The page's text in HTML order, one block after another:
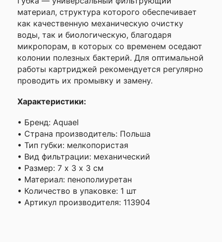
материал, структура которого обеспечивает
как качественную механическую очистку
воды, так и биологическую, благодаря
микропорам, в которых со временем оседают
колонии полезных бактерий. Для оптимальной
работы картриджей рекомендуется регулярно
проводить их промывку и замену.
Характеристики:
• Бренд: Aquael
• Страна производитель: Польша
• Тип губки: мелкопористая
• Вид фильтрации: механический
• Размер: 7 х 3 х 3 см
• Материал: пенополиуретан
• Количество в упаковке: 1 шт
• Артикул производителя: 113904
Комментарий
Политикой
конфиденциальности
данного сайта